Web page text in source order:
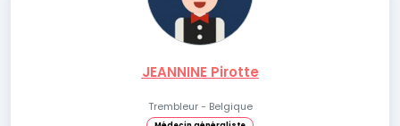
JEANNINE Pirotte
Trembleur - Belgique